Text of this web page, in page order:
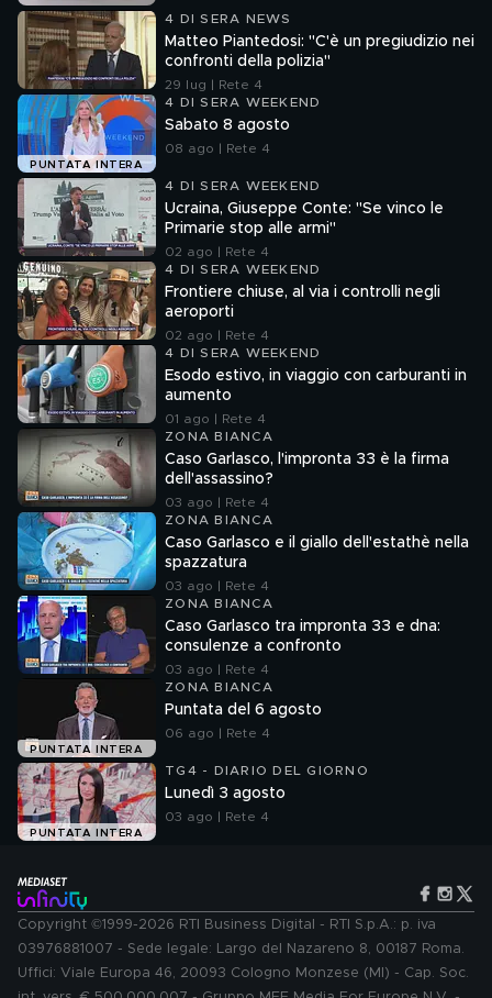
4 DI SERA NEWS
Matteo Piantedosi: "C'è un pregiudizio nei
confronti della polizia"
29 lug | Rete 4
PUNTATA INTERA
4 DI SERA WEEKEND
Sabato 8 agosto
08 ago | Rete 4
4 DI SERA WEEKEND
Ucraina, Giuseppe Conte: "Se vinco le
Primarie stop alle armi"
02 ago | Rete 4
4 DI SERA WEEKEND
Frontiere chiuse, al via i controlli negli
aeroporti
02 ago | Rete 4
4 DI SERA WEEKEND
Esodo estivo, in viaggio con carburanti in
aumento
01 ago | Rete 4
ZONA BIANCA
Caso Garlasco, l'impronta 33 è la firma
dell'assassino?
03 ago | Rete 4
ZONA BIANCA
Caso Garlasco e il giallo dell'estathè nella
spazzatura
03 ago | Rete 4
ZONA BIANCA
Caso Garlasco tra impronta 33 e dna:
consulenze a confronto
03 ago | Rete 4
PUNTATA INTERA
ZONA BIANCA
Puntata del 6 agosto
06 ago | Rete 4
PUNTATA INTERA
TG4 - DIARIO DEL GIORNO
Lunedì 3 agosto
03 ago | Rete 4
Copyright ©1999-2026 RTI Business Digital - RTI S.p.A.: p. iva
03976881007 - Sede legale: Largo del Nazareno 8, 00187 Roma.
Uffici: Viale Europa 46, 20093 Cologno Monzese (MI) - Cap. Soc.